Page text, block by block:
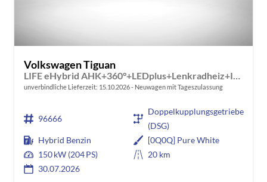
Volkswagen Tiguan
LIFE eHybrid AHK+360°+LEDplus+Lenkradheiz+IQ.Drive+ACC+AppConnect+eHeck
unverbindliche Lieferzeit: 15.10.2026 Neuwagen mit Tageszulassung
96666
Doppelkupplungsgetriebe
(DSG)
Hybrid Benzin
[0Q0Q] Pure White
150 kW (204 PS)
20 km
30.07.2026